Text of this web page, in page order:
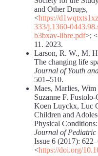
and Other Drugs,
<https://
333/j.1360-
b3bxav-libre.pdf>; <
11. 2023.
Larson, R. W., M.
The changing life
Journal of Youth
501–510.
Maes, Marlies, Wim
Suzanne F. Fustolo-
Koen Luyckx, Luc
Children and
Physical
Journal of Pediatric
Issue 6 (2017):
<https://doi.org/